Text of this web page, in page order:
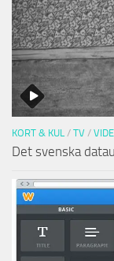
KORT & KUL / TV /
Det svenska